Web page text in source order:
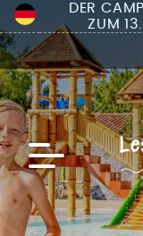
DER
ZUM